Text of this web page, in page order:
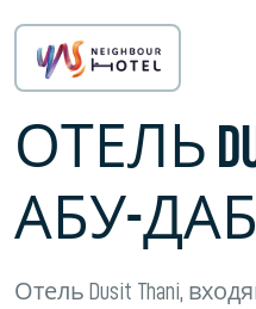
ОТЕЛЬ
АБУ-
Отель Dusit Thani,